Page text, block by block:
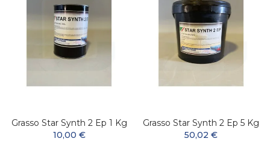
Grasso Star Synth 2 Ep 1 Kg
10,00 €
Grasso Star Synth 2 Ep 5 Kg
50,02 €